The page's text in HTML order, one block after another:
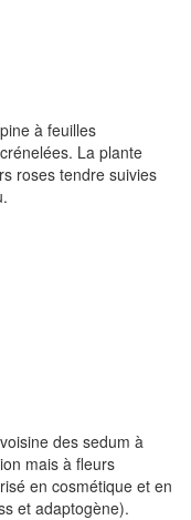
à feuilles
La plante
roses tendre suivies
des sedum à
mais à fleurs
en cosmétique et en
et adaptogène).